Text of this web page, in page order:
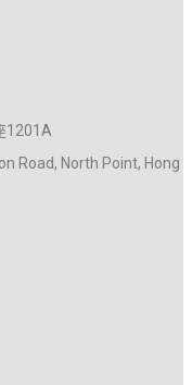
1201A
Road, North Point, Hong